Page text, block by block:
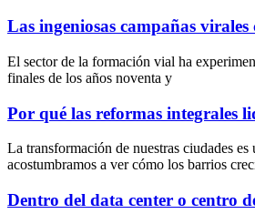
Las ingeniosas campañas
El sector de la formación vial ha
finales de los años noventa y
Por qué las reformas integrales
La transformación de nuestras ciudades
acostumbramos a ver cómo los barrios
Dentro del data center o centro